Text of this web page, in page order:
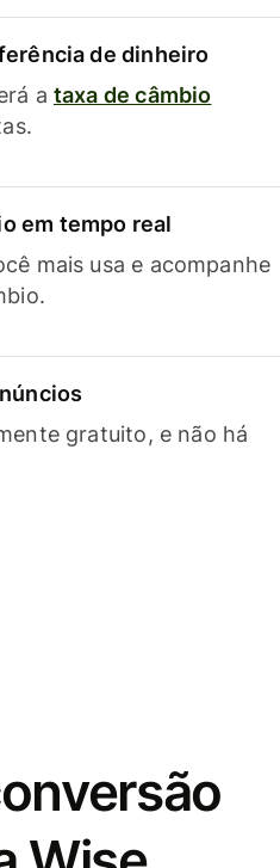
de dinheiro
a taxa de câmbio
em tempo real
mais usa e acompanhe
gratuito, e não há